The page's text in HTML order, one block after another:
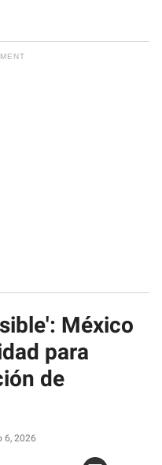
México
para
de
6, 2026